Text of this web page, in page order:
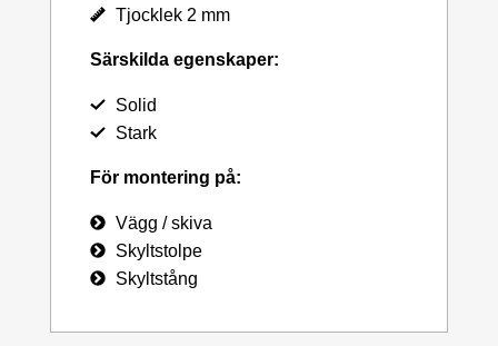
Tjocklek 2 mm
Särskilda egenskaper:
Solid
Stark
För montering på:
Vägg / skiva
Skyltstolpe
Skyltstång